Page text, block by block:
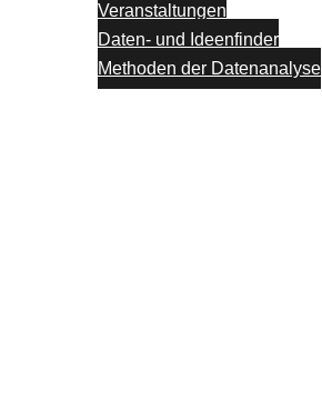
Veranstaltungen
Daten- und Ideenfinder
Methoden der Datenanalyse